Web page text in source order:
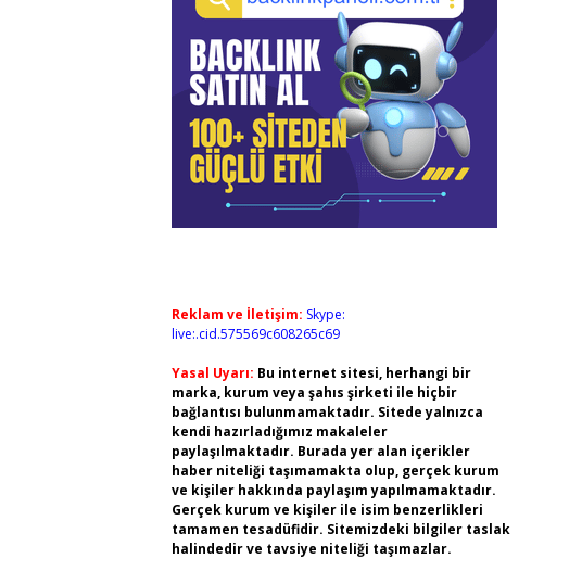
Reklam ve İletişim: Skype:
live:.cid.575569c608265c69
Yasal Uyarı: Bu internet sitesi, herhangi bir
marka, kurum veya şahıs şirketi ile hiçbir
bağlantısı bulunmamaktadır. Sitede yalnızca
kendi hazırladığımız makaleler
paylaşılmaktadır. Burada yer alan içerikler
haber niteliği taşımamakta olup, gerçek kurum
ve kişiler hakkında paylaşım yapılmamaktadır.
Gerçek kurum ve kişiler ile isim benzerlikleri
tamamen tesadüfidir. Sitemizdeki bilgiler taslak
halindedir ve tavsiye niteliği taşımazlar.